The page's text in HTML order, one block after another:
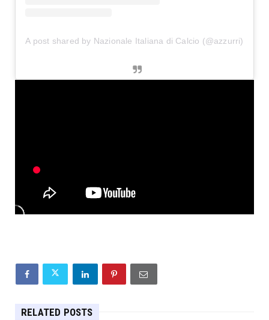
A post shared by Nazionale Italiana di Calcio (@azzurri)
RELATED POSTS